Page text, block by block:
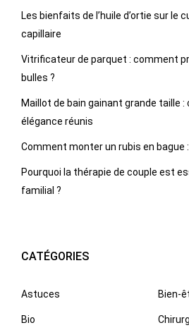
Les bienfaits de l’huile d’ortie sur le
capillaire
Vitrificateur de parquet : comment
bulles ?
Maillot de bain gainant grande taille
élégance réunis
Comment monter un rubis en bague
Pourquoi la thérapie de couple est
familial ?
CATÉGORIES
Astuces Bien-
Bio